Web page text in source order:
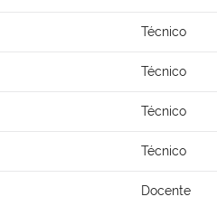
Técnico
Técnico
Técnico
Técnico
Docente